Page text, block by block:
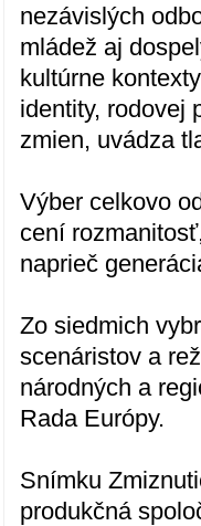
nezávislých
mládež aj
kultúrne
identity, rodovej
zmien, uvádza
Výber celkovo
cení
naprieč
Zo siedmich
scenáristov a
národných a
Rada Európy.
Snímku
produkčná